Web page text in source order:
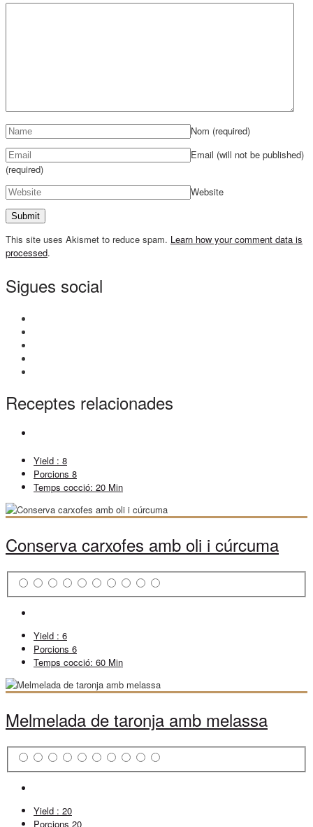
Nom (required)
Email (will not be published)
(required)
Website
This site uses Akismet to reduce spam. Learn how your comment data is
processed.
Sigues social
Receptes relacionades
Yield : 8
Porcions 8
Temps cocció: 20 Min
Conserva carxofes amb oli i cúrcuma
Yield : 6
Porcions 6
Temps cocció: 60 Min
Melmelada de taronja amb melassa
Yield : 20
Porcions 20